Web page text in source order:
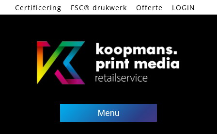
Certificering FSC® drukwerk Offerte LOGIN
Menu